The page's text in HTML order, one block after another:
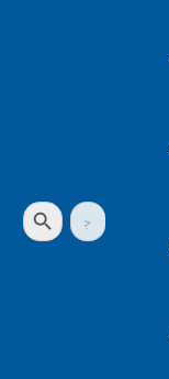
جستجو
برای:
دکمه جستجو